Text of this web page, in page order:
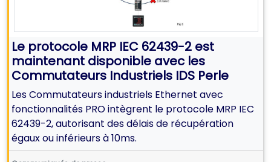
Le protocole MRP IEC 62439-2 est
maintenant disponible avec les
Commutateurs Industriels IDS Perle
Les Commutateurs industriels Ethernet avec
fonctionnalités PRO intègrent le protocole MRP IEC
62439-2, autorisant des délais de récupération
égaux ou inférieurs à 10ms.